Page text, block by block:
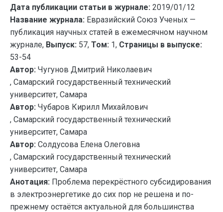
Дата публикации статьи в журнале: 2019/01/12
Название журнала: Евразийский Союз Ученых —
публикация научных статей в ежемесячном научном
журнале, Выпуск: 57, Том: 1, Страницы в выпуске:
53-54
Автор: Чугунов Дмитрий Николаевич
, Самарский государственный технический
университет, Самара
Автор: Чубаров Кирилл Михайлович
, Самарский государственный технический
университет, Самара
Автор: Солдусова Елена Олеговна
, Самарский государственный технический
университет, Самара
Анотация: Проблема перекрёстного субсидирования
в электроэнергетике до сих пор не решена и по-
прежнему остаётся актуальной для большинства